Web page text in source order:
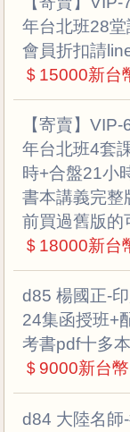
年台北班28堂
會員折扣請
＄15000新台
【寄賣】
年台北班4套
時+合盤21小
書本講義完整
前買過舊版的
＄18000新台
d85 楊國正-
24集函授班+
考書pdf十多
＄9000新台幣
d84 大陸名師